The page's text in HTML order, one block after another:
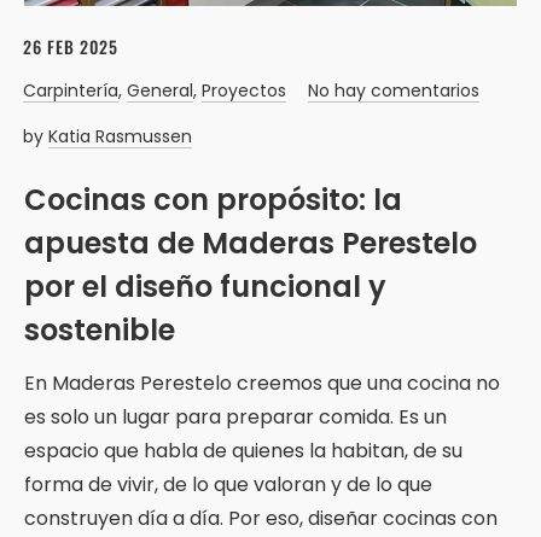
26 FEB 2025
Carpintería, General, Proyectos
No hay comentarios
by Katia Rasmussen
Cocinas con propósito: la
apuesta de Maderas Perestelo
por el diseño funcional y
sostenible
En Maderas Perestelo creemos que una cocina no
es solo un lugar para preparar comida. Es un
espacio que habla de quienes la habitan, de su
forma de vivir, de lo que valoran y de lo que
construyen día a día. Por eso, diseñar cocinas con